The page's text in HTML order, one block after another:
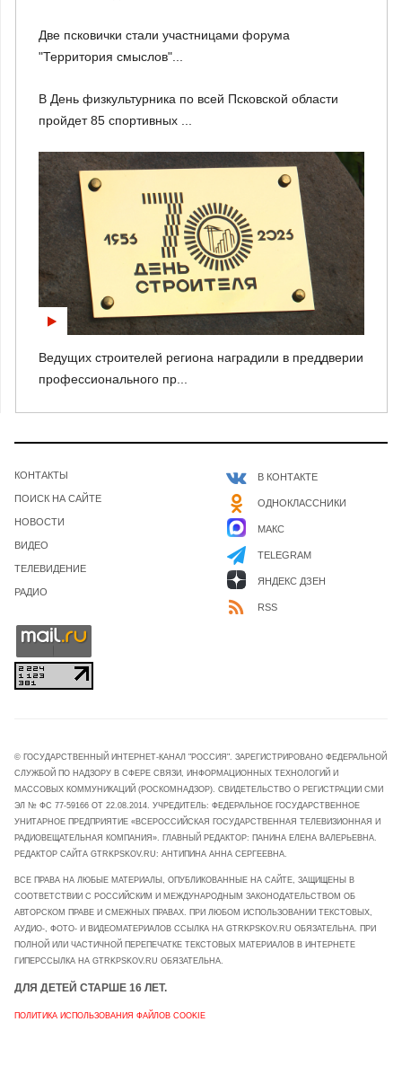
Две псковички стали участницами форума
"Территория смыслов"...
В День физкультурника по всей Псковской области
пройдет 85 спортивных ...
Ведущих строителей региона наградили в преддверии
профессионального пр...
КОНТАКТЫ
ПОИСК НА САЙТЕ
НОВОСТИ
ВИДЕО
ТЕЛЕВИДЕНИЕ
РАДИО
В КОНТАКТЕ
ОДНОКЛАССНИКИ
МАКС
TELEGRAM
ЯНДЕКС ДЗЕН
RSS
© ГОСУДАРСТВЕННЫЙ ИНТЕРНЕТ-КАНАЛ "РОССИЯ". ЗАРЕГИСТРИРОВАНО ФЕДЕРАЛЬНОЙ
СЛУЖБОЙ ПО НАДЗОРУ В СФЕРЕ СВЯЗИ, ИНФОРМАЦИОННЫХ ТЕХНОЛОГИЙ И
МАССОВЫХ КОММУНИКАЦИЙ (РОСКОМНАДЗОР). СВИДЕТЕЛЬСТВО О РЕГИСТРАЦИИ СМИ
ЭЛ № ФС 77-59166 ОТ 22.08.2014. УЧРЕДИТЕЛЬ: ФЕДЕРАЛЬНОЕ ГОСУДАРСТВЕННОЕ
УНИТАРНОЕ ПРЕДПРИЯТИЕ «ВСЕРОССИЙСКАЯ ГОСУДАРСТВЕННАЯ ТЕЛЕВИЗИОННАЯ И
РАДИОВЕЩАТЕЛЬНАЯ КОМПАНИЯ». ГЛАВНЫЙ РЕДАКТОР: ПАНИНА ЕЛЕНА ВАЛЕРЬЕВНА.
РЕДАКТОР САЙТА GTRKPSKOV.RU: АНТИПИНА АННА СЕРГЕЕВНА.
ВСЕ ПРАВА НА ЛЮБЫЕ МАТЕРИАЛЫ, ОПУБЛИКОВАННЫЕ НА САЙТЕ, ЗАЩИЩЕНЫ В
СООТВЕТСТВИИ С РОССИЙСКИМ И МЕЖДУНАРОДНЫМ ЗАКОНОДАТЕЛЬСТВОМ ОБ
АВТОРСКОМ ПРАВЕ И СМЕЖНЫХ ПРАВАХ. ПРИ ЛЮБОМ ИСПОЛЬЗОВАНИИ ТЕКСТОВЫХ,
АУДИО-, ФОТО- И ВИДЕОМАТЕРИАЛОВ ССЫЛКА НА GTRKPSKOV.RU ОБЯЗАТЕЛЬНА. ПРИ
ПОЛНОЙ ИЛИ ЧАСТИЧНОЙ ПЕРЕПЕЧАТКЕ ТЕКСТОВЫХ МАТЕРИАЛОВ В ИНТЕРНЕТЕ
ГИПЕРССЫЛКА НА GTRKPSKOV.RU ОБЯЗАТЕЛЬНА.
ДЛЯ ДЕТЕЙ СТАРШЕ 16 ЛЕТ.
ПОЛИТИКА ИСПОЛЬЗОВАНИЯ ФАЙЛОВ COOKIE